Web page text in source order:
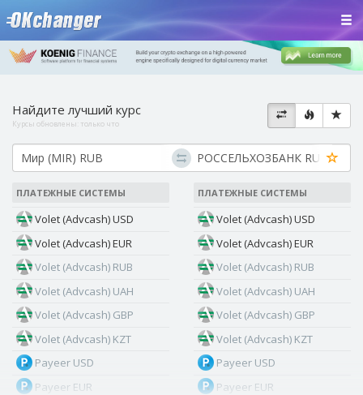
Найдите лучший курс
Курсы обновлены: только что
ПЛАТЕЖНЫЕ СИСТЕМЫ
Volet (Advcash) USD
Volet (Advcash) EUR
Volet (Advcash) RUB
Volet (Advcash) UAH
Volet (Advcash) GBP
Volet (Advcash) KZT
Payeer USD
Payeer EUR
ПЛАТЕЖНЫЕ СИСТЕМЫ
Volet (Advcash) USD
Volet (Advcash) EUR
Volet (Advcash) RUB
Volet (Advcash) UAH
Volet (Advcash) GBP
Volet (Advcash) KZT
Payeer USD
Payeer EUR